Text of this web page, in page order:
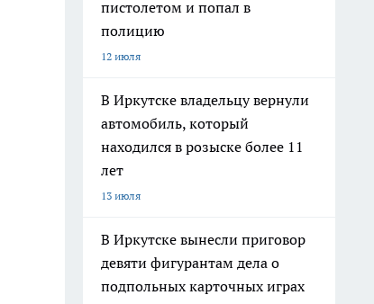
пистолетом и попал в
полицию
12 июля
В Иркутске владельцу вернули
автомобиль, который
находился в розыске более 11
лет
13 июля
В Иркутске вынесли приговор
девяти фигурантам дела о
подпольных карточных играх